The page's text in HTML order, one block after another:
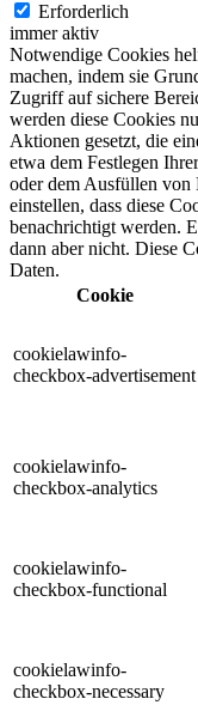
Erforderlich
immer aktiv
Notwendige Cookies
machen, indem sie
Zugriff auf sichere
werden diese Cookies
Aktionen gesetzt, die
etwa dem Festlegen
oder dem Ausfüllen von
einstellen, dass diese
benachrichtigt werden.
dann aber nicht. Diese
Daten.
Cookie
cookielawinfo-
checkbox-advertisement
cookielawinfo-
checkbox-analytics
cookielawinfo-
checkbox-functional
cookielawinfo-
checkbox-necessary